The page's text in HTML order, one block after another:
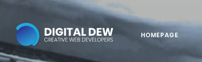
HOMEPAGE